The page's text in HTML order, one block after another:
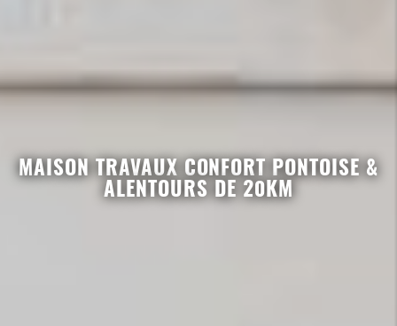
MAISON TRAVAUX CONFORT PONTOISE &
ALENTOURS DE 20KM